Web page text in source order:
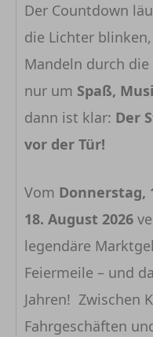
Der Countdown
die Lichter
Mandeln durch
nur um Spaß,
dann ist klar: Der
vor der Tür!
Vom Donnerstag,
18. August 2026
legendäre
Feiermeile – und
Jahren! Zwischen
Fahrgeschäften